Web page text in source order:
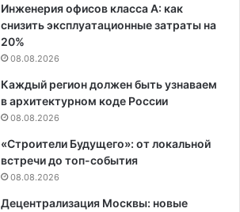
Инженерия офисов класса А: как
снизить эксплуатационные затраты на
20%
08.08.2026
Каждый регион должен быть узнаваем
в архитектурном коде России
08.08.2026
«Строители Будущего»: от локальной
встречи до топ-события
08.08.2026
Децентрализация Москвы: новые